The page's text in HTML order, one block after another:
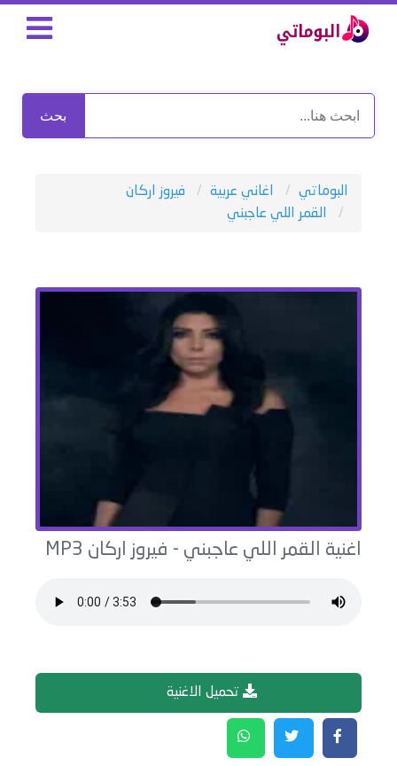
بحث
البوماتي اغاني عربية
فيروز اركان
القمر اللي عاجبني
اغنية القمر اللي عاجبني - فيروز اركان
تحميل الاغنية